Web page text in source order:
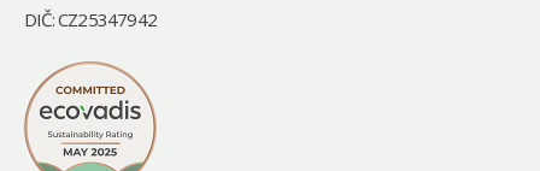
DIČ: CZ25347942